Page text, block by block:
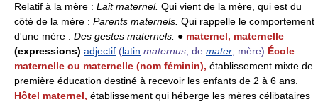
Relatif à la mère : Lait maternel. Qui vient de la mère, qui est du
côté de la mère : Parents maternels. Qui rappelle le comportement
d'une mère : Des gestes maternels. ● maternel, maternelle
(expressions) adjectif (latin maternus , de mater , mère) École
maternelle ou maternelle (nom féminin), établissement mixte de
première éducation destiné à recevoir les enfants de 2 à 6 ans.
Hôtel maternel, établissement qui héberge les mères célibataires